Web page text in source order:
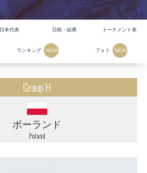
日本代表 日程・結果 トーナメント表
ランキング NEW フォト NEW
Group H
ポーランド
Poland